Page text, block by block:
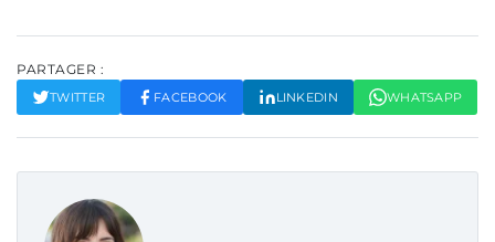
PARTAGER :
TWITTER FACEBOOK LINKEDIN WHATSAPP